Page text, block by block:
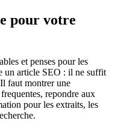
pour votre
et penses pour les
un article SEO : il ne suffit
faut montrer une
repondre aux
pour les extraits, les